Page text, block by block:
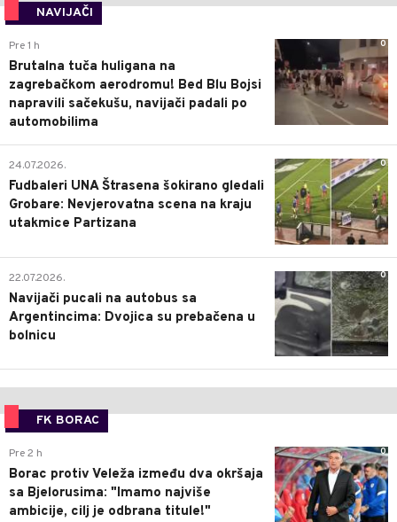
NAVIJAČI
0
Pre 1 h
Brutalna tuča huligana na
zagrebačkom aerodromu! Bed Blu Bojsi
napravili sačekušu, navijači padali po
automobilima
0
24.07.2026.
Fudbaleri UNA Štrasena šokirano gledali
Grobare: Nevjerovatna scena na kraju
utakmice Partizana
0
22.07.2026.
Navijači pucali na autobus sa
Argentincima: Dvojica su prebačena u
bolnicu
FK BORAC
0
Pre 2 h
Borac protiv Veleža između dva okršaja
sa Bjelorusima: "Imamo najviše
ambicije, cilj je odbrana titule!"